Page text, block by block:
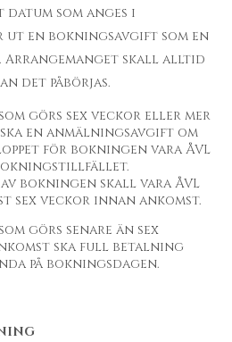
som anges i
ut en bokningsavgift som en
skall alltid
det påbörjas.
görs sex veckor eller mer
en anmälningsavgift om
för bokningen vara ÅVL
bokningen skall vara ÅVL
sex veckor innan ankomst.
görs senare än sex
ska full betalning
på bokningsdagen.